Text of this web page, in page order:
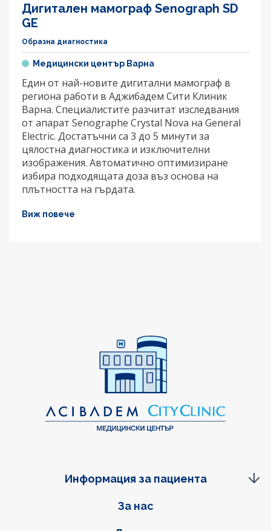
Дигитален мамограф Senograph SD
GE
Образна диагностика
Медицински център Варна
Един от най-новите дигитални мамограф в
региона работи в Аджибадем Сити Клиник
Варна. Специалистите разчитат изследвания
от апарат Senographe Crystal Nova на General
Electric. Достатъчни са 3 до 5 минути за
цялостна диагностика и изключителни
изображения. Автоматично оптимизиране
избира подходящата доза въз основа на
плътността на гърдата.
Виж повече
Фуутер навигация
За нас
Информация за пациента